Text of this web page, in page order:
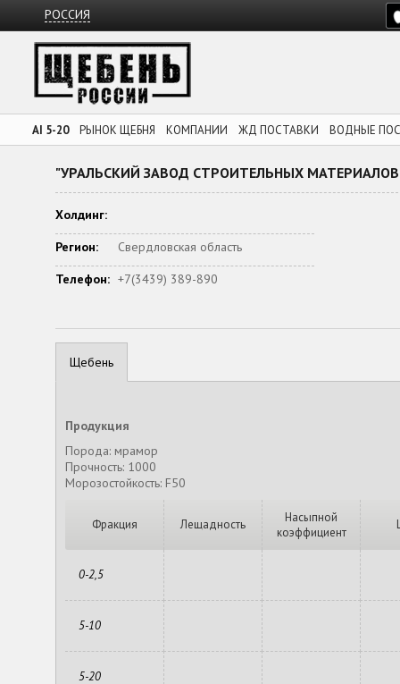
РОССИЯ
AI 5-20 РЫНОК ЩЕБНЯ КОМПАНИИ ЖД ПОСТАВКИ ВОДНЫЕ
"УРАЛЬСКИЙ ЗАВОД СТРОИТЕЛЬНЫХ
Холдинг:
Регион:
Свердловская область
Телефон: +7(3439) 389-890
Щебень
Продукция
Порода: мрамор
Прочность: 1000
Морозостойкость: F50
Фракция Лещадность
Насыпной
коэффициент
0-2,5
5-10
5-20